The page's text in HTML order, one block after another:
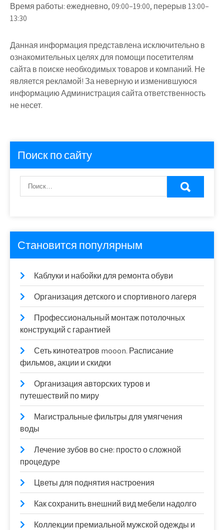
Время работы:ежедневно, 09:00–19:00, перерыв 13:00–
13:30
Данная информация представлена исключительно в
ознакомительных целях для помощи посетителям
сайта в поиске необходимых товаров и компаний. Не
является рекламой! За неверную и изменившуюся
информацию Администрация сайта ответственность
не несет.
Поиск по сайту
Становится популярным
Каблуки и набойки для ремонта обуви
Организация детского и спортивного лагеря
Профессиональный монтаж потолочных
конструкций с гарантией
Сеть кинотеатров mooon. Расписание
фильмов, акции и скидки
Организация авторских туров и
путешествий по миру
Магистральные фильтры для умягчения
воды
Лечение зубов во сне: просто о сложной
процедуре
Цветы для поднятия настроения
Как сохранить внешний вид мебели надолго
Коллекции премиальной мужской одежды и